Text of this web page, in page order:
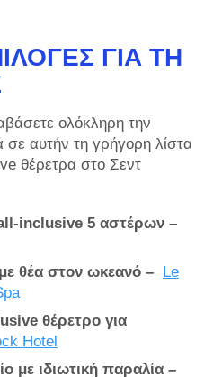
ΓΙΑ ΤΗ
ολόκληρη την
σε αυτήν τη γρήγορη λίστα
θέρετρα στο Σεντ
inclusive 5 αστέρων –
θέα στον ωκεανό – Le
θέρετρο για
Hotel
με ιδιωτική παραλία –